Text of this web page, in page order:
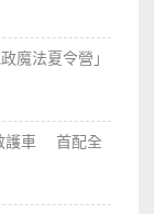
魔法夏令營」
護車 首配全